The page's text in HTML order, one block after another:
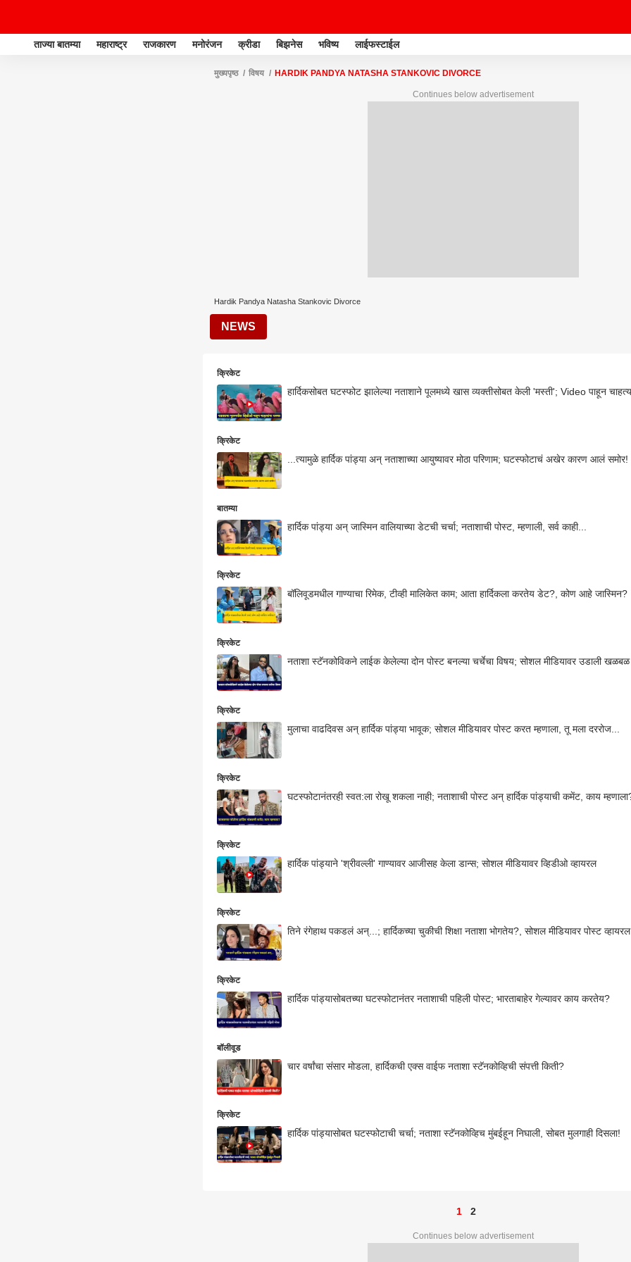
ताज्या बातम्या महाराष्ट्र राजकारण मनोरंजन क्रीडा बिझनेस भविष्य लाईफस्टाईल
मुख्यपृष्ठ विषय HARDIK PANDYA NATASHA STANKOVIC DIVORCE
Continues below advertisement
Hardik Pandya Natasha Stankovic Divorce
NEWS
क्रिकेट
हार्दिकसोबत घटस्फोट झालेल्या नताशाने पूलमध्ये खास व्यक्तीसोबत केली 'मस्ती'; Video पाहून
क्रिकेट
...त्यामुळे हार्दिक पांड्या अन् नताशाच्या आयुष्यावर मोठा परिणाम; घटस्फोटाचं अखेर कारण आलं समोर!
बातम्या
हार्दिक पांड्या अन् जास्मिन वालियाच्या डेटची चर्चा; नताशाची पोस्ट, म्हणाली, सर्व काही...
क्रिकेट
बॉलिवूडमधील गाण्याचा रिमेक, टीव्ही मालिकेत काम; आता हार्दिकला करतेय डेट?, कोण आहे जास्मिन?
क्रिकेट
नताशा स्टॅनकोविकने लाईक केलेल्या दोन पोस्ट बनल्या चर्चेचा विषय; सोशल मीडियावर उडाली खळबळ
क्रिकेट
मुलाचा वाढदिवस अन् हार्दिक पांड्या भावूक; सोशल मीडियावर पोस्ट करत म्हणाला, तू मला दररोज...
क्रिकेट
घटस्फोटानंतरही स्वत:ला रोखू शकला नाही; नताशाची पोस्ट अन् हार्दिक पांड्याची कमेंट, काय
क्रिकेट
हार्दिक पांड्याने 'श्रीवल्ली' गाण्यावर आजीसह केला डान्स; सोशल मीडियावर व्हिडीओ व्हायरल
क्रिकेट
तिने रंगेहाथ पकडलं अन्...; हार्दिकच्या चुकीची शिक्षा नताशा भोगतेय?, सोशल मीडियावर पोस्ट व्हायरल
क्रिकेट
हार्दिक पांड्यासोबतच्या घटस्फोटानंतर नताशाची पहिली पोस्ट; भारताबाहेर गेल्यावर काय करतेय?
बॉलीवूड
चार वर्षांचा संसार मोडला, हार्दिकची एक्स वाईफ नताशा स्टॅनकोव्हिची संपत्ती किती?
क्रिकेट
हार्दिक पांड्यासोबत घटस्फोटाची चर्चा; नताशा स्टॅनकोव्हिच मुंबईहून निघाली, सोबत मुलगाही दिसला!
1 2
Continues below advertisement